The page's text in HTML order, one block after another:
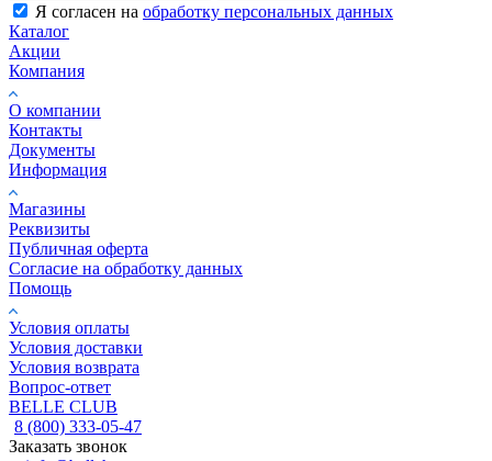
Я согласен на обработку персональных данных
Каталог
Акции
Компания
О компании
Контакты
Документы
Информация
Магазины
Реквизиты
Публичная оферта
Согласие на обработку данных
Помощь
Условия оплаты
Условия доставки
Условия возврата
Вопрос-ответ
BELLE CLUB
8 (800) 333-05-47
Заказать звонок